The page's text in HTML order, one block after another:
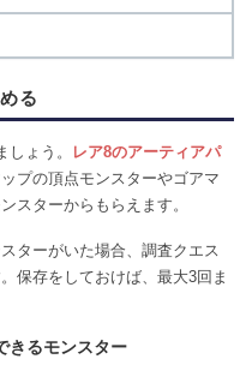
る
ょう。
レア8のアーティアパ
プの頂点モンスターやゴアマ
スターからもらえます。
ターがいた場合、調査クエス
保存をしておけば、最大3回ま
きるモンスター